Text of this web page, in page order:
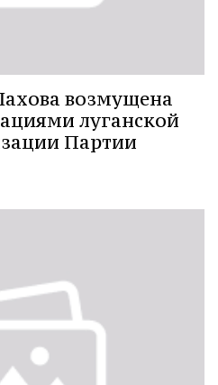
возмущена
луганской
Партии